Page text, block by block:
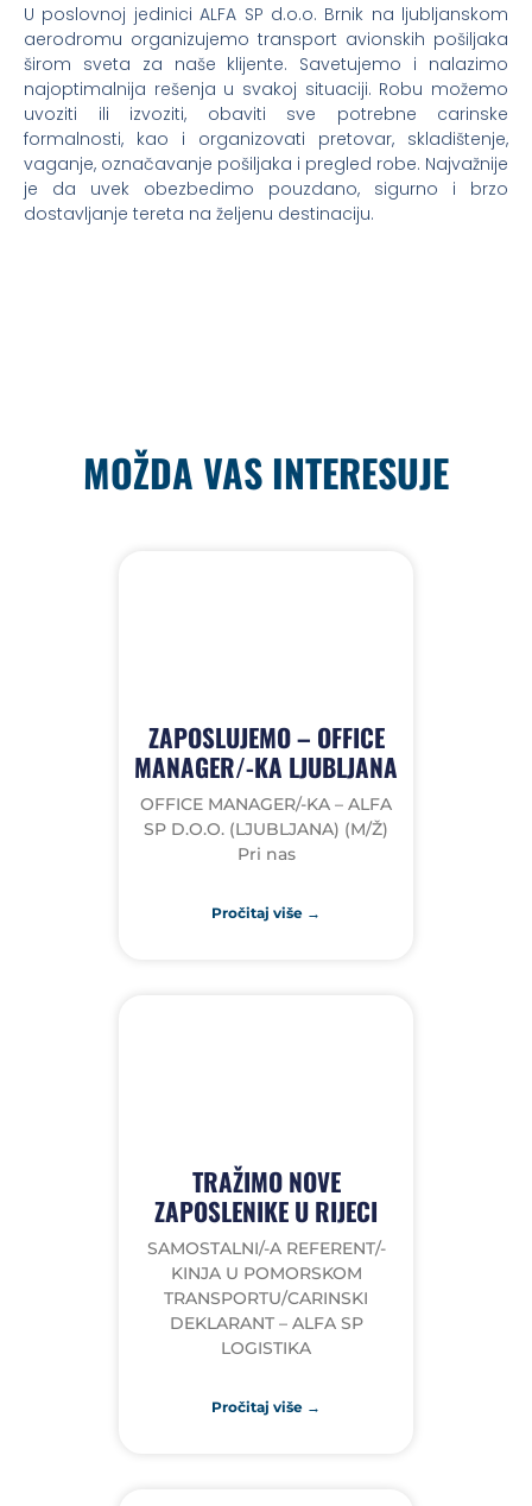
U poslovnoj jedinici ALFA SP d.o.o. Brnik na ljubljanskom
aerodromu organizujemo transport avionskih pošiljaka
širom sveta za naše klijente. Savetujemo i nalazimo
najoptimalnija rešenja u svakoj situaciji. Robu možemo
uvoziti ili izvoziti, obaviti sve potrebne carinske
formalnosti, kao i organizovati pretovar, skladištenje,
vaganje, označavanje pošiljaka i pregled robe. Najvažnije
je da uvek obezbedimo pouzdano, sigurno i brzo
dostavljanje tereta na željenu destinaciju.
MOŽDA VAS INTERESUJE
ZAPOSLUJEMO – OFFICE
MANAGER/-KA LJUBLJANA
OFFICE MANAGER/-KA – ALFA
SP D.O.O. (LJUBLJANA) (M/Ž)
Pri nas
Pročitaj više →
TRAŽIMO NOVE
ZAPOSLENIKE U RIJECI
SAMOSTALNI/-A REFERENT/-
KINJA U POMORSKOM
TRANSPORTU/CARINSKI
DEKLARANT – ALFA SP
LOGISTIKA
Pročitaj više →